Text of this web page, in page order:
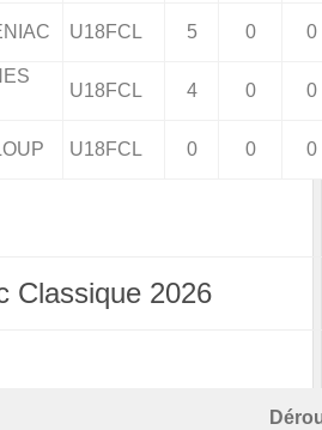
U18FCL 5 0 0
U18FCL 4 0 0
U18FCL 0 0 0
Classique 2026